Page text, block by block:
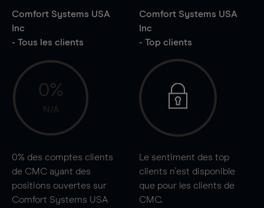
Comfort Systems USA
Inc
- Tous les clients
0%
N/A
0% des comptes clients
de CMC ayant des
positions ouvertes sur
Comfort Systems USA
Comfort Systems USA
Inc
- Top clients
Le sentiment des top
clients n'est disponible
que pour les clients de
CMC.